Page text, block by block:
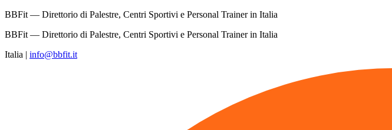
BBFit — Direttorio di Palestre, Centri Sportivi e Personal Trainer in Italia
BBFit — Direttorio di Palestre, Centri Sportivi e Personal Trainer in Italia
Italia | info@bbfit.it